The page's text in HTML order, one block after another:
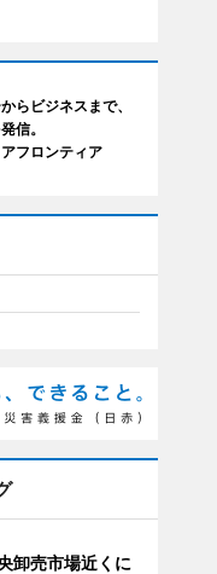
らビジネスまで、
信。
フロンティア
卸売市場近くに